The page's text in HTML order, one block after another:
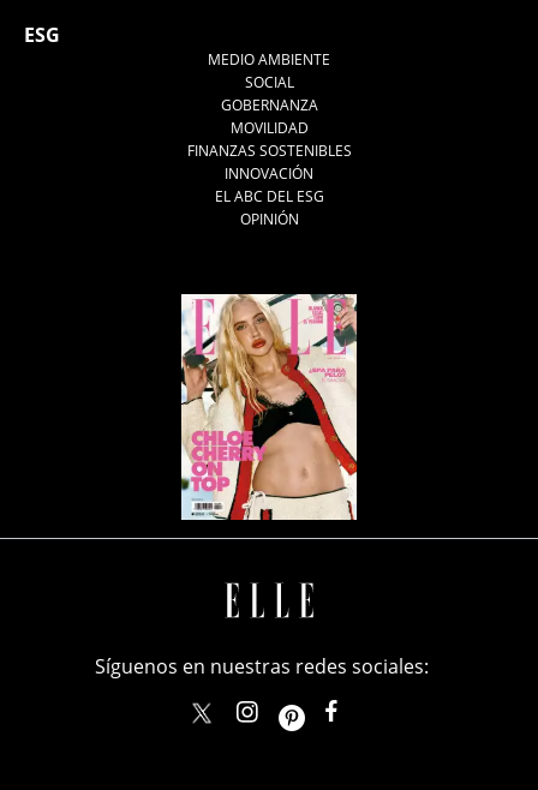
ESG
MEDIO AMBIENTE
SOCIAL
GOBERNANZA
MOVILIDAD
FINANZAS SOSTENIBLES
INNOVACIÓN
EL ABC DEL ESG
OPINIÓN
Síguenos en nuestras redes sociales:
elle_mexicoellemexico